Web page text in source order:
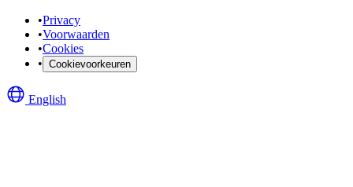
•Privacy
•Voorwaarden
•Cookies
• Cookievoorkeuren
English